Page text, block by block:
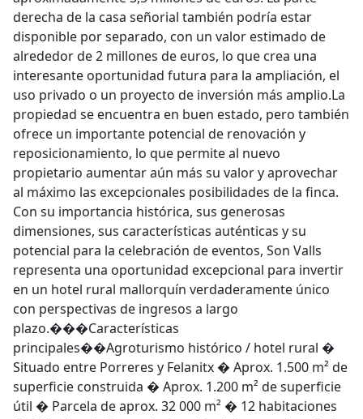
derecha de la casa señorial también podría estar
disponible por separado, con un valor estimado de
alrededor de 2 millones de euros, lo que crea una
interesante oportunidad futura para la ampliación, el
uso privado o un proyecto de inversión más amplio.La
propiedad se encuentra en buen estado, pero también
ofrece un importante potencial de renovación y
reposicionamiento, lo que permite al nuevo
propietario aumentar aún más su valor y aprovechar
al máximo las excepcionales posibilidades de la finca.
Con su importancia histórica, sus generosas
dimensiones, sus características auténticas y su
potencial para la celebración de eventos, Son Valls
representa una oportunidad excepcional para invertir
en un hotel rural mallorquín verdaderamente único
con perspectivas de ingresos a largo
plazo.���Características
principales��Agroturismo histórico / hotel rural �
Situado entre Porreres y Felanitx � Aprox. 1.500 m² de
superficie construida � Aprox. 1.200 m² de superficie
útil � Parcela de aprox. 32 000 m² � 12 habitaciones